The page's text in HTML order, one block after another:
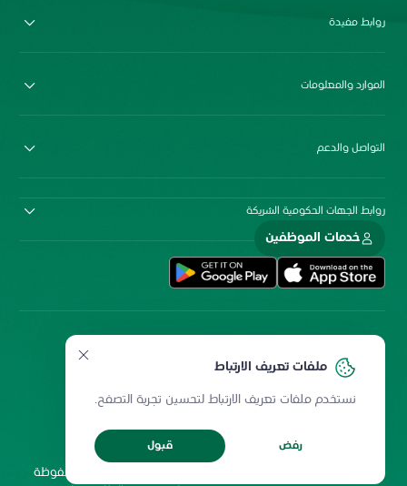
ملفات تعريف الارتباط
نستخدم ملفات تعريف الارتباط لتحسين تجربة التصفح.
رفض قبول
روابط مفيدة
الموارد والمعلومات
التواصل والدعم
روابط الجهات الحكومية الشريكة
خدمات الموظفين
سياسة المشاركة الإلكترونية
سياسة الخصوصية
ميثاق المستخدمين
حقوق إعادة الطبع
شروط الاستخدام
2026 جميع الحقوق محفوظة